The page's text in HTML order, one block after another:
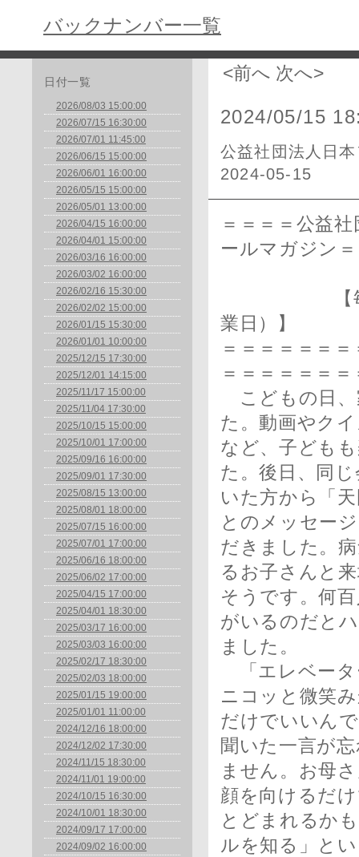
バックナンバー一覧
日付一覧
2026/08/03 15:00:00
2026/07/15 16:30:00
2026/07/01 11:45:00
2026/06/15 15:00:00
2026/06/01 16:00:00
2026/05/15 15:00:00
2026/05/01 13:00:00
2026/04/15 16:00:00
2026/04/01 15:00:00
2026/03/16 16:00:00
2026/03/02 16:00:00
2026/02/16 15:30:00
2026/02/02 15:00:00
2026/01/15 15:30:00
2026/01/01 10:00:00
2025/12/15 17:30:00
2025/12/01 14:15:00
2025/11/17 15:00:00
2025/11/04 17:30:00
2025/10/15 15:00:00
2025/10/01 17:00:00
2025/09/16 16:00:00
2025/09/01 17:30:00
2025/08/15 13:00:00
2025/08/01 18:00:00
2025/07/15 16:00:00
2025/07/01 17:00:00
2025/06/16 18:00:00
2025/06/02 17:00:00
2025/04/15 17:00:00
2025/04/01 18:30:00
2025/03/17 16:00:00
2025/03/03 16:00:00
2025/02/17 18:30:00
2025/02/03 18:00:00
2025/01/15 19:00:00
2025/01/01 11:00:00
2024/12/16 18:00:00
2024/12/02 17:30:00
2024/11/15 18:30:00
2024/11/01 19:00:00
2024/10/15 16:30:00
2024/10/01 18:30:00
2024/09/17 17:00:00
2024/09/02 16:00:00
<前へ 次へ>
2024/05/15
公益社団法人日
2024-05-15
＝＝＝＝公益
ールマガジン
【毎月1日
業日）】
＝＝＝＝＝＝
＝＝＝＝＝＝＝
こどもの日、
た。動画やク
など、子ども
た。後日、同
いた方から「
とのメッセー
だきました。
るお子さんと
そうです。何
がいるのだと
ました。
「エレベータ
ニコッと微笑
だけでいいん
聞いた一言が
ません。お母
顔を向けるだ
とどまれるか
ルを知る」と